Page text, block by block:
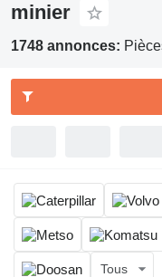
minier
1748 annonces:
Tous